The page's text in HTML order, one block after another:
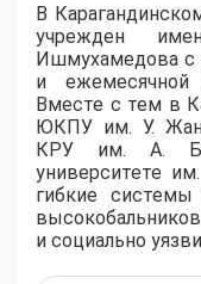
​В
учрежден
Ишмухамедова с
и
Вместе с тем в
ЮКПУ им. У.
КРУ им. А.
университете
гибкие
и социально